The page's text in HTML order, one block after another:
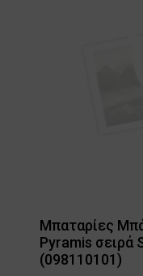
Μπαταρίες
Pyramis σειρά
(098110101)